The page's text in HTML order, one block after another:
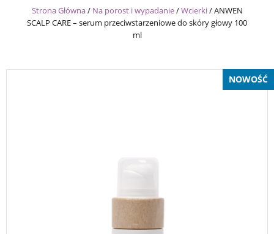
Strona Główna/ Na porost i wypadanie/Wcierki/ANWEN
SCALP CARE – serum przeciwstarzeniowe do skóry głowy 100
ml
NOWOŚĆ